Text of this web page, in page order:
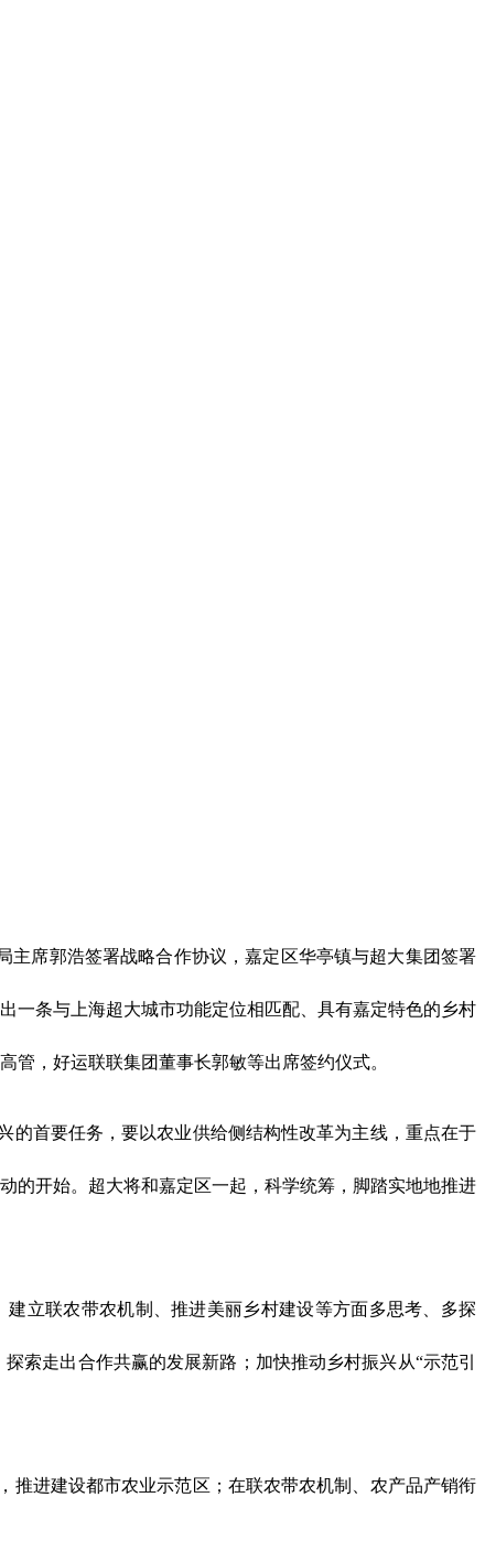
主席郭浩签署战略合作协议，嘉定区华亭镇与超大集团签署
一条与上海超大城市功能定位相匹配、具有嘉定特色的乡村
，好运联联集团董事长郭敏等出席签约仪式。
的首要任务，要以农业供给侧结构性改革为主线，重点在于
的开始。超大将和嘉定区一起，科学统筹，脚踏实地地推进
立联农带农机制、推进美丽乡村建设等方面多思考、多探
索走出合作共赢的发展新路；加快推动乡村振兴从“示范引
推进建设都市农业示范区；在联农带农机制、农产品产销衔